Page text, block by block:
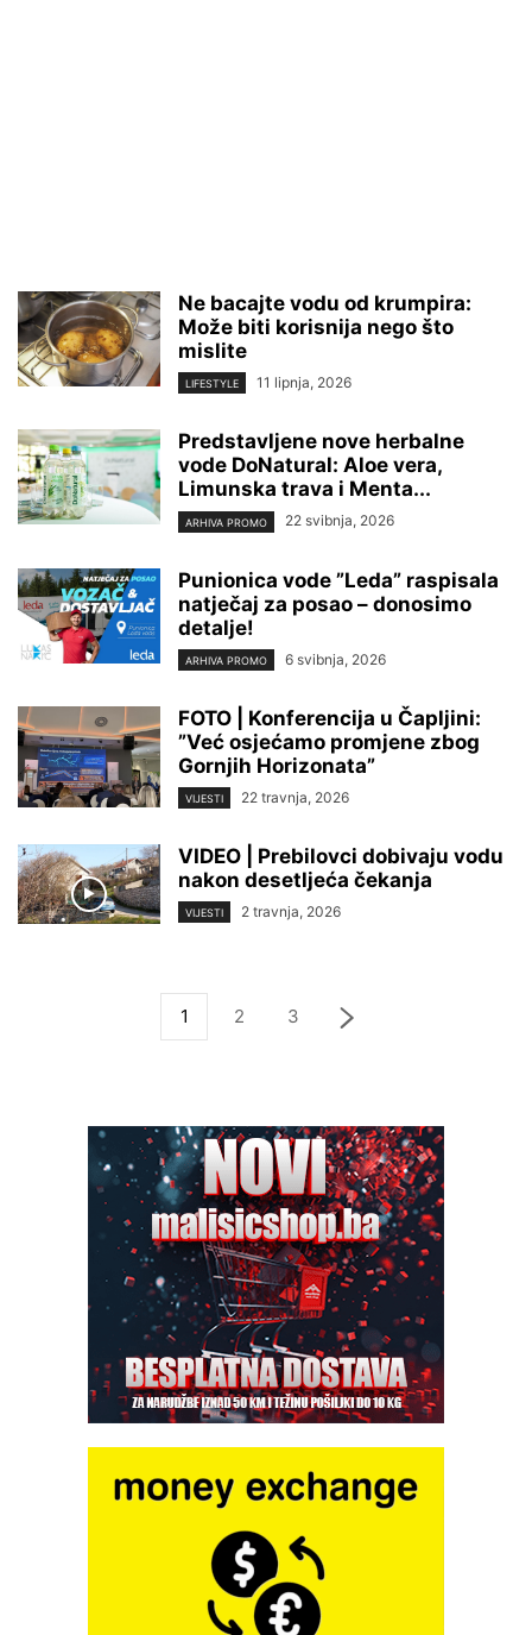
Ne bacajte vodu od krumpira:
Može biti korisnija nego što
mislite
LIFESTYLE 11 lipnja, 2026
Predstavljene nove herbalne
vode DoNatural: Aloe vera,
Limunska trava i Menta...
ARHIVA PROMO 22 svibnja, 2026
Punionica vode ”Leda” raspisala
natječaj za posao – donosimo
detalje!
ARHIVA PROMO 6 svibnja, 2026
FOTO | Konferencija u Čapljini:
”Već osjećamo promjene zbog
Gornjih Horizonata”
VIJESTI 22 travnja, 2026
VIDEO | Prebilovci dobivaju vodu
nakon desetljeća čekanja
VIJESTI 2 travnja, 2026
1 2 3